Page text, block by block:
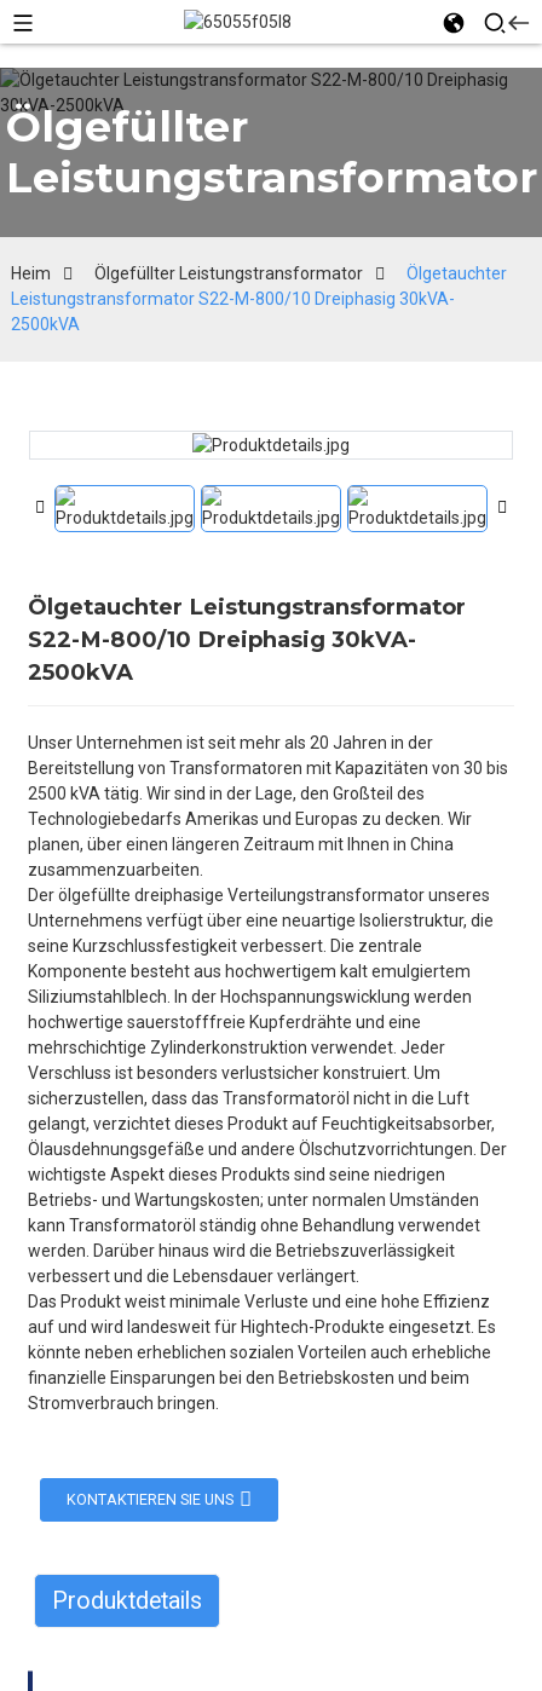
Ölgefüllter
Leistungstransformator
Heim Ölgefüllter Leistungstransformator
Ölgetauchter
Leistungstransformator S22-M-800/10 Dreiphasig 30kVA-
2500kVA
Ölgetauchter Leistungstransformator
S22-M-800/10 Dreiphasig 30kVA-
2500kVA
Unser Unternehmen ist seit mehr als 20 Jahren in der
Bereitstellung von Transformatoren mit Kapazitäten von 30 bis
2500 kVA tätig. Wir sind in der Lage, den Großteil des
Technologiebedarfs Amerikas und Europas zu decken. Wir
planen, über einen längeren Zeitraum mit Ihnen in China
zusammenzuarbeiten.
Der ölgefüllte dreiphasige Verteilungstransformator unseres
Unternehmens verfügt über eine neuartige Isolierstruktur, die
seine Kurzschlussfestigkeit verbessert. Die zentrale
Komponente besteht aus hochwertigem kalt emulgiertem
Siliziumstahlblech. In der Hochspannungswicklung werden
hochwertige sauerstofffreie Kupferdrähte und eine
mehrschichtige Zylinderkonstruktion verwendet. Jeder
Verschluss ist besonders verlustsicher konstruiert. Um
sicherzustellen, dass das Transformatoröl nicht in die Luft
gelangt, verzichtet dieses Produkt auf Feuchtigkeitsabsorber,
Ölausdehnungsgefäße und andere Ölschutzvorrichtungen. Der
wichtigste Aspekt dieses Produkts sind seine niedrigen
Betriebs- und Wartungskosten; unter normalen Umständen
kann Transformatoröl ständig ohne Behandlung verwendet
werden. Darüber hinaus wird die Betriebszuverlässigkeit
verbessert und die Lebensdauer verlängert.
Das Produkt weist minimale Verluste und eine hohe Effizienz
auf und wird landesweit für Hightech-Produkte eingesetzt. Es
könnte neben erheblichen sozialen Vorteilen auch erhebliche
finanzielle Einsparungen bei den Betriebskosten und beim
Stromverbrauch bringen.
KONTAKTIEREN SIE UNS
Produktdetails